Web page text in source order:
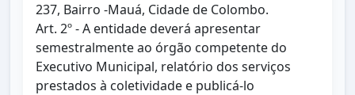
237, Bairro -Mauá, Cidade de Colombo.
Art. 2º - A entidade deverá apresentar
semestralmente ao órgão competente do
Executivo Municipal, relatório dos serviços
prestados à coletividade e publicá-lo